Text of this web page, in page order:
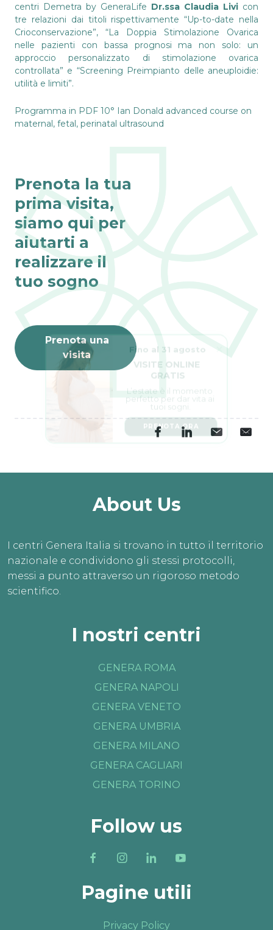
centri Demetra by GeneraLife Dr.ssa Claudia Livi con
tre relazioni dai titoli rispettivamente “Up-to-date nella
Crioconservazione”, “La Doppia Stimolazione Ovarica
nelle pazienti con bassa prognosi ma non solo: un
approccio personalizzato di stimolazione ovarica
controllata” e “Screening Preimpianto delle aneuploidie:
utilità e limiti”.
Programma in PDF 10° Ian Donald advanced course on
maternal, fetal, perinatal ultrasound
Prenota la tua
prima visita,
siamo qui per
aiutarti a
realizzare il
tuo sogno
Prenota una
visita
About Us
I centri Genera Italia si trovano in tutto il territorio
nazionale e condividono gli stessi protocolli,
messi a punto attraverso un rigoroso metodo
scientifico.
I nostri centri
GENERA ROMA
GENERA NAPOLI
GENERA VENETO
GENERA UMBRIA
GENERA MILANO
GENERA CAGLIARI
GENERA TORINO
Follow us
Pagine utili
Privacy Policy
VISITE ONLINE
GRATIS
perfetto per dar vita ai
tuoi sogni.
PRENOTA ORA
Fino al 31 agosto